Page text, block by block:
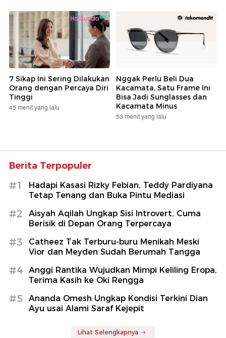
7 Sikap Ini Sering Dilakukan
Orang dengan Percaya Diri
Tinggi
45 menit yang lalu
Nggak Perlu Beli Dua
Kacamata, Satu Frame Ini
Bisa Jadi Sunglasses dan
Kacamata Minus
53 menit yang lalu
Berita Terpopuler
#1
Hadapi Kasasi Rizky Febian, Teddy Pardiyana
Tetap Tenang dan Buka Pintu Mediasi
#2
Aisyah Aqilah Ungkap Sisi Introvert, Cuma
Berisik di Depan Orang Terpercaya
#3
Catheez Tak Terburu-buru Menikah Meski
Vior dan Meyden Sudah Berumah Tangga
#4
Anggi Rantika Wujudkan Mimpi Keliling Eropa,
Terima Kasih ke Oki Rengga
#5
Ananda Omesh Ungkap Kondisi Terkini Dian
Ayu usai Alami Saraf Kejepit
Lihat Selengkapnya